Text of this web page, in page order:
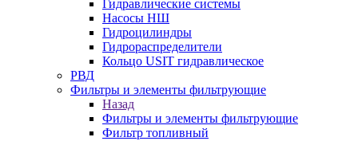
Гидравлические системы
Насосы НШ
Гидроцилиндры
Гидрораспределители
Кольцо USIT гидравлическое
РВД
Фильтры и элементы фильтрующие
Назад
Фильтры и элементы фильтрующие
Фильтр топливный